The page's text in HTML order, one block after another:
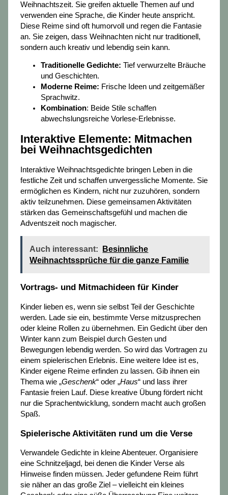
Weihnachtszeit. Sie greifen aktuelle Themen auf und
verwenden eine Sprache, die Kinder heute anspricht.
Diese Reime sind oft humorvoll und regen die Fantasie
an. Sie zeigen, dass Weihnachten nicht nur traditionell,
sondern auch kreativ und lebendig sein kann.
Traditionelle Gedichte: Tief verwurzelte Bräuche
und Geschichten.
Moderne Reime: Frische Ideen und zeitgemäßer
Sprachwitz.
Kombination: Beide Stile schaffen
abwechslungsreiche Vorlese-Erlebnisse.
Interaktive Elemente: Mitmachen
bei Weihnachtsgedichten
Interaktive Weihnachtsgedichte bringen Leben in die
festliche Zeit und schaffen unvergessliche Momente. Sie
ermöglichen es Kindern, nicht nur zuzuhören, sondern
aktiv teilzunehmen. Diese gemeinsamen Aktivitäten
stärken das Gemeinschaftsgefühl und machen die
Adventszeit noch magischer.
Auch interessant:
Besinnliche
Weihnachtssprüche für die ganze Familie
Vortrags- und Mitmachideen für Kinder
Kinder lieben es, wenn sie selbst Teil der Geschichte
werden. Lade sie ein, bestimmte Verse mitzusprechen
oder kleine Rollen zu übernehmen. Ein Gedicht über den
Winter kann zum Beispiel durch Gesten und
Bewegungen lebendig werden. So wird das Vortragen zu
einem spielerischen Erlebnis. Eine weitere Idee ist es,
Kinder eigene Reime erfinden zu lassen. Gib ihnen ein
Thema wie „Geschenk“ oder „Haus“ und lass ihrer
Fantasie freien Lauf. Diese kreative Übung fördert nicht
nur die Sprachentwicklung, sondern macht auch großen
Spaß.
Spielerische Aktivitäten rund um die Verse
Verwandele Gedichte in kleine Abenteuer. Organisiere
eine Schnitzeljagd, bei denen die Kinder Verse als
Hinweise finden müssen. Jeder gefundene Reim führt
sie näher an das große Ziel – vielleicht ein kleines